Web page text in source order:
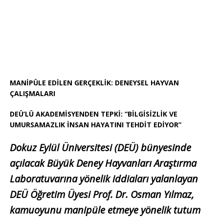
MANİPÜLE EDİLEN GERÇEKLİK: DENEYSEL HAYVAN
ÇALIŞMALARI
DEÜ’LÜ AKADEMİSYENDEN TEPKİ: “BİLGİSİZLİK VE
UMURSAMAZLIK İNSAN HAYATINI TEHDİT EDİYOR”
Dokuz Eylül Üniversitesi (DEÜ) bünyesinde
açılacak Büyük Deney Hayvanları Araştırma
Laboratuvarına yönelik iddiaları yalanlayan
DEÜ Öğretim Üyesi Prof. Dr. Osman Yılmaz,
kamuoyunu manipüle etmeye yönelik tutum